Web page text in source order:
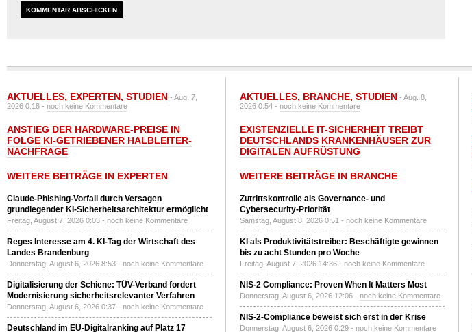
AKTUELLES, EXPERTEN, STUDIEN - Aug. 7,
2026 0:18 -noch keine Kommentare
ANSTIEG DER HARDWARE-PREISE IN
FOLGE KI-GETRIEBENER HALBLEITER-
NACHFRAGE
WEITERE BEITRÄGE IN EXPERTEN
Claude-Phishing-Vorfall durch Versagen
grundlegender KI-Sicherheitsarchitektur ermöglicht
Freitag, August 7, 2026 0:03 - noch keine Kommentare
Reges Interesse am 4. KI-Tag der Wirtschaft des
Landes Brandenburg
Donnerstag, August 6, 2026 8:53 - noch keine Kommentare
Digitalisierung der Schiene: TÜV-Verband fordert
Modernisierung sicherheitsrelevanter Verfahren
Donnerstag, August 6, 2026 0:37 - noch keine Kommentare
Deutschland im EU-Digitalranking auf Platz 17
AKTUELLES, BRANCHE, STUDIEN - Aug. 8,
2026 0:54 -noch keine Kommentare
EXISTENZIELLE IT-SICHERHEIT TREIBT
DEUTSCHLANDS KRANKENHÄUSER ZUR
DIGITALEN AUFRÜSTUNG
WEITERE BEITRÄGE IN BRANCHE
Zutrittskontrolle als Governance- und
Cybersecurity-Priorität
Samstag, August 8, 2026 0:51 - noch keine Kommentare
KI als Produktivitätstreiber: Beschäftigte gewinnen
bis zu acht Stunden pro Woche
Freitag, August 7, 2026 14:36 - noch keine Kommentare
NIS-2 Compliance: Proven When It Matters Most
Donnerstag, August 6, 2026 12:06 - noch keine Kommentare
NIS-2-Compliance beweist sich erst in der Krise
Donnerstag, August 6, 2026 0:29 - noch keine Kommentare